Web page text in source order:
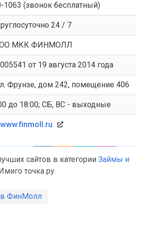
1063 (звонок бесплатный)
24 / 7
МКК ФИНМОЛЛ
от 19 августа 2014 года
Фрунзе, дом 242, помещение 406
до 18:00; СБ, ВС - выходные
www.finmoll.ru
сайтов в категории Займы и
точка ру.
в ФинМолл